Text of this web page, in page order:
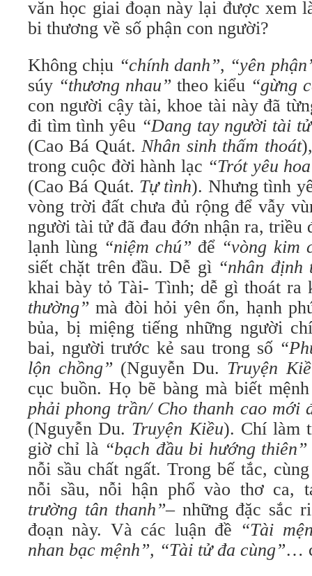
văn học giai đoạn này lại được xem
bi thương về số phận con người?
Không chịu “chính danh”, “yên
súy “thương nhau” theo kiểu “gừng
con người cậy tài, khoe tài này đã
đi tìm tình yêu “Dang tay người tài
(Cao Bá Quát.Nhân sinh thấm thoát
trong cuộc đời hành lạc “Trót yêu
(Cao Bá Quát. Tự tình). Nhưng tình
vòng trời đất chưa đủ rộng để vẫy
người tài tử đã đau đớn nhận ra, triều
lạnh lùng “niệm chú” để “vòng kim
siết chặt trên đầu. Dễ gì “nhân định
khai bày tỏ Tài- Tình; dễ gì thoát
thường” mà đòi hỏi yên ổn, hạnh
bủa, bị miệng tiếng những người
bai, người trước kẻ sau trong số
lộn chồng” (Nguyễn Du. Truyện
cục buồn. Họ bẽ bàng mà biết
phải phong trần/ Cho thanh cao mới
(Nguyễn Du. Truyện Kiều). Chí làm
giờ chỉ là “bạch đầu bi hướng thiên”
nỗi sầu chất ngất. Trong bế tắc,
nỗi sầu, nỗi hận phổ vào thơ ca,
trường tân thanh”– những đặc sắc
đoạn này. Và các luận đề “Tài
nhan bạc mệnh”, “Tài tử đa cùng”…